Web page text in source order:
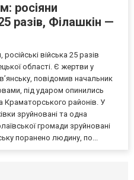
росіяни
разів, Філашкін —
війська 25 разів
області. Є жертви у
повідомив начальник
під ударом опинились
Краматорського районів. У
зруйновані та одна
громади зруйновані
поранено людину, по...